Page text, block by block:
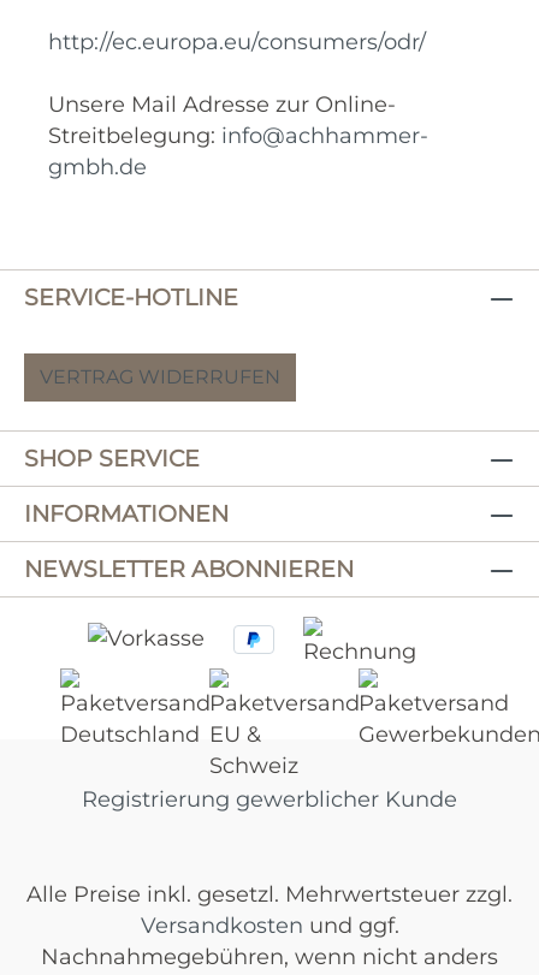
http://ec.europa.eu/consumers/odr/
Unsere Mail Adresse zur Online-
Streitbelegung: info@achhammer-
gmbh.de
SERVICE-HOTLINE
VERTRAG WIDERRUFEN
SHOP SERVICE
INFORMATIONEN
NEWSLETTER ABONNIEREN
Registrierung gewerblicher Kunde
Alle Preise inkl. gesetzl. Mehrwertsteuer zzgl.
Versandkosten und ggf.
Nachnahmegebühren, wenn nicht anders